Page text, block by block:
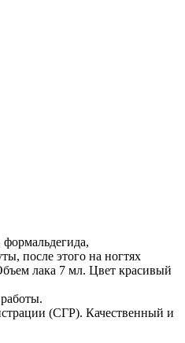
после этого на ногтях
лака 7 мл. Цвет красивый
(СГР). Качественный и